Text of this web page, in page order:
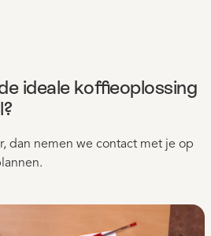
ideale koffieoplossing
dan nemen we contact met je op